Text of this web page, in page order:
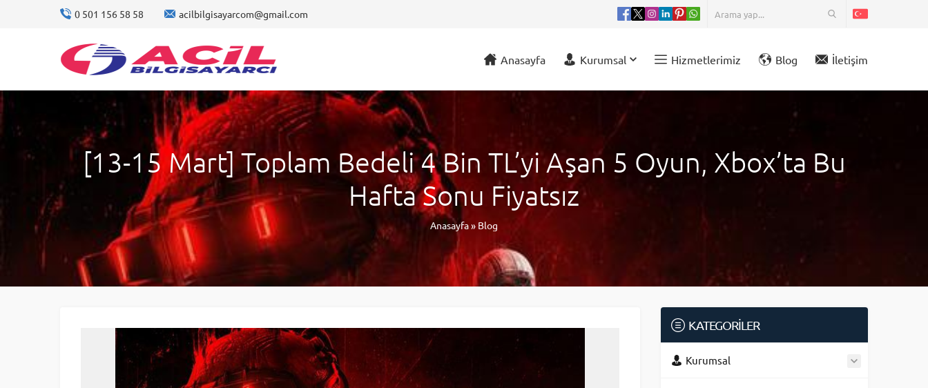
0 501 156 58 58 acilbilgisayarcom@gmail.com
Anasayfa Kurumsal Hizmetlerimiz Blog İletişim
[13-15 Mart] Toplam Bedeli 4 Bin TL’yi Aşan 5 Oyun, Xbox’ta Bu
Hafta Sonu Fiyatsız
Anasayfa» Blog
KATEGORİLER
Kurumsal